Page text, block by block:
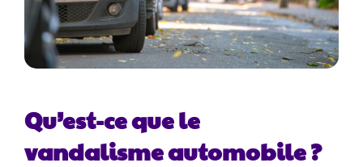
Qu’est-ce que le
vandalisme automobile ?